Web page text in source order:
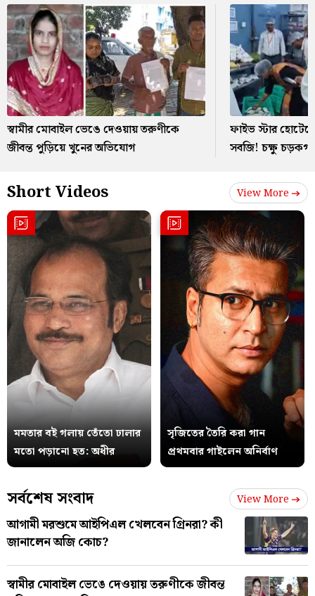
স্বামীর মোবাইল ভেঙে দেওয়ায় তরুণীকে
জীবন্ত পুড়িয়ে খুনের অভিযোগ
ফাইভ স্টার
সবজি! চক্ষু
Short Videos View More
মমতার বই গলায় তেঁতো ঢালার
মতো পড়ানো হত: অধীর
সৃজিতের তৈরি করা গান
প্রথমবার গাইলেন অনির্বাণ
সর্বশেষ সংবাদ View More
আগামী মরশুমে আইপিএল খেলবেন গ্রিনরা? কী
জানালেন অজি কোচ?
স্বামীর মোবাইল ভেঙে দেওয়ায় তরুণীকে জীবন্ত